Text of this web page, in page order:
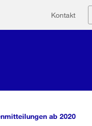
Kontakt
ab 2020